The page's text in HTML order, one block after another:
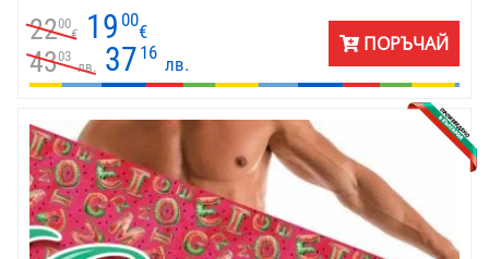
2200
€ 19 00
€
4303
лв. 37 16
лв.
ПОРЪЧАЙ